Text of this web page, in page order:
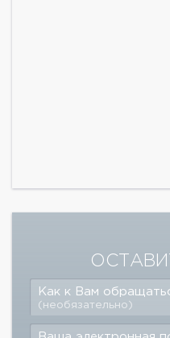
Как к Вам
(необязательно)